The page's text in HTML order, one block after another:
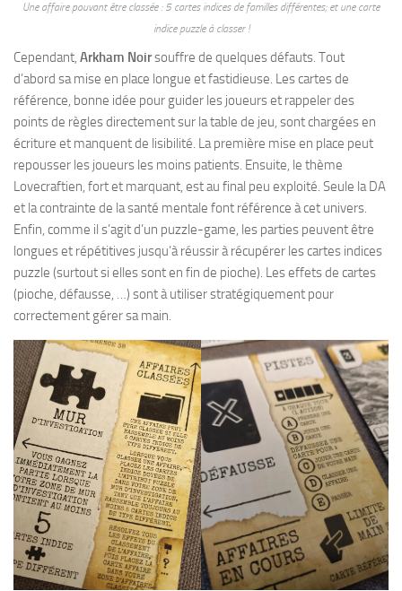
Une affaire pouvant être classée : 5 cartes indices de familles différentes; et une carte
indice puzzle à classer !
Cependant, Arkham Noirsouffre de quelques défauts. Tout
d’abord sa mise en place longue et fastidieuse. Les cartes de
référence, bonne idée pour guider les joueurs et rappeler des
points de règles directement sur la table de jeu, sont chargées en
écriture et manquent de lisibilité. La première mise en place peut
repousser les joueurs les moins patients. Ensuite, le thème
Lovecraftien, fort et marquant, est au final peu exploité. Seule la DA
et la contrainte de la santé mentale font référence à cet univers.
Enfin, comme il s’agit d’un puzzle-game, les parties peuvent être
longues et répétitives jusqu’à réussir à récupérer les cartes indices
puzzle (surtout si elles sont en fin de pioche). Les effets de cartes
(pioche, défausse, …) sont à utiliser stratégiquement pour
correctement gérer sa main.